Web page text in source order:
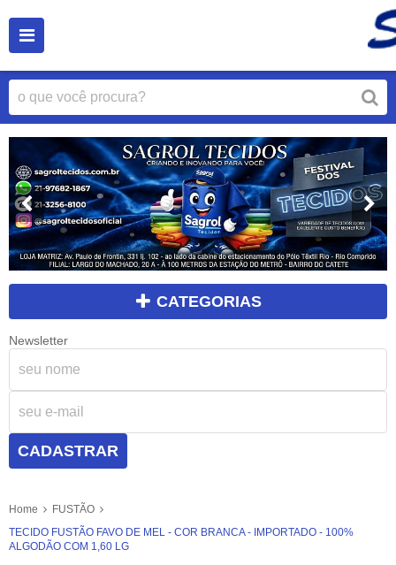
CATEGORIAS
Newsletter
CADASTRAR
Home
FUSTÃO
TECIDO FUSTÃO FAVO DE MEL - COR BRANCA - IMPORTADO - 100%
ALGODÃO COM 1,60 LG